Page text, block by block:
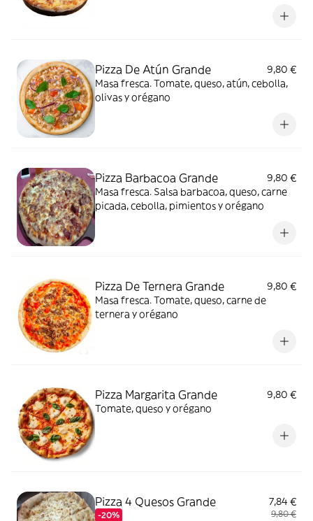
Pizza De Atún Grande
9,80 €
Masa fresca. Tomate, queso, atún, cebolla,
olivas y orégano
Pizza Barbacoa Grande
9,80 €
Masa fresca. Salsa barbacoa, queso, carne
picada, cebolla, pimientos y orégano
Pizza De Ternera Grande
9,80 €
Masa fresca. Tomate, queso, carne de
ternera y orégano
Pizza Margarita Grande
9,80 €
Tomate, queso y orégano
Pizza 4 Quesos Grande
-20%
7,84 €
9,80 €